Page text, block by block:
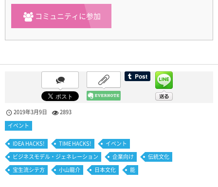
コミュニティに参加
2019年3月9日
2893
イベント
IDEA HACKS! TIME HACKS!
イベント
ビジネスモデル・ジェネレーション
企業向け
伝統文化
宝生流シテ方
小山龍介 日本文化 能